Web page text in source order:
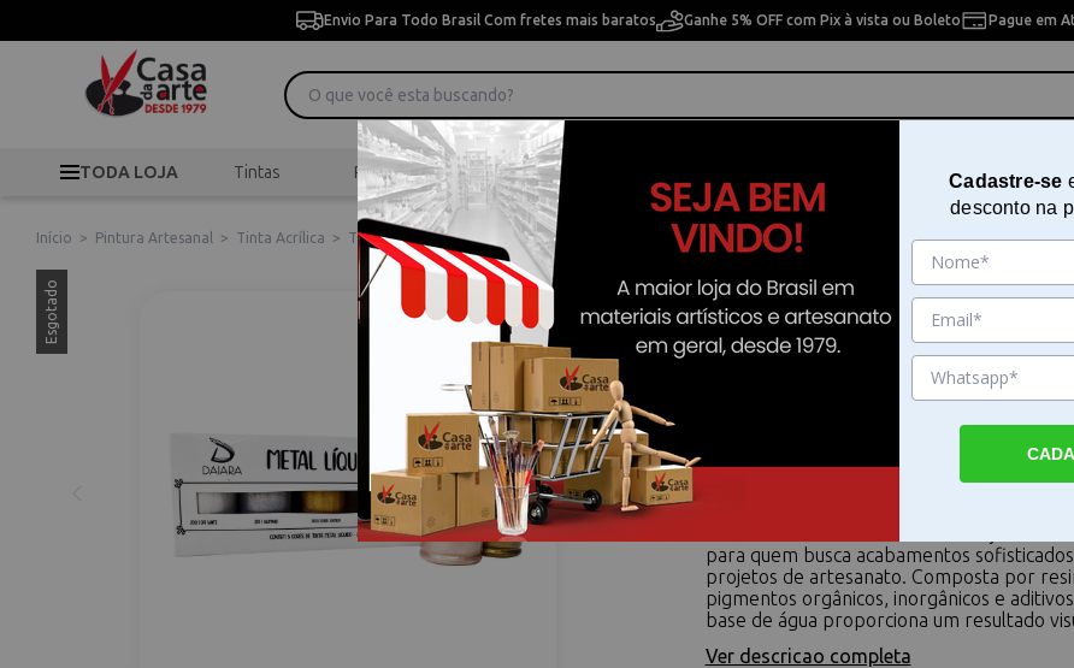
Envio Para Todo Brasil Com fretes mais baratos Ganhe 5% OFF com Pix à vista ou Boleto Pague em
TODA LOJA Tintas Pincéis Desenho Pintura
Início > Pintura Artesanal > Tinta Acrílica > Tinta Metal Líquido Talento Ultra Metálica Com 5 Cores Com 37ml
Esgotado
Tinta Metal Líquido Talento
Metálica Com 5 Cores Com 37ml
Tinta Metal Líquido Talento Ultra Metálica
para quem busca acabamentos
projetos de artesanato. Composta por
pigmentos orgânicos, inorgânicos e
base de água proporciona um resultado
Ver descricao completa
Cadastre-se
desconto na